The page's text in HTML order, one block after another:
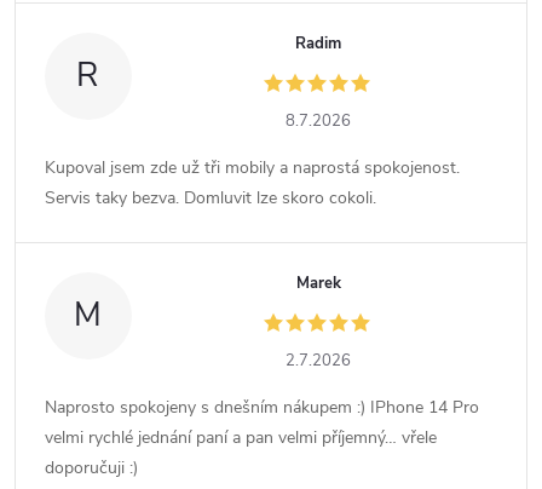
R
Radim
8.7.2026
Kupoval jsem zde už tři mobily a naprostá spokojenost.
Servis taky bezva. Domluvit lze skoro cokoli.
M
Marek
2.7.2026
Naprosto spokojeny s dnešním nákupem :) IPhone 14 Pro
velmi rychlé jednání paní a pan velmi příjemný… vřele
doporučuji :)